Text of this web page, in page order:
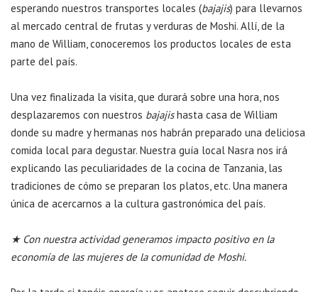
esperando nuestros transportes locales (bajajis) para llevarnos
al mercado central de frutas y verduras de Moshi. Allí, de la
mano de William, conoceremos los productos locales de esta
parte del país.
Una vez finalizada la visita, que durará sobre una hora, nos
desplazaremos con nuestros bajajishasta casa de William
donde su madre y hermanas nos habrán preparado una deliciosa
comida local para degustar. Nuestra guía local Nasra nos irá
explicando las peculiaridades de la cocina de Tanzania, las
tradiciones de cómo se preparan los platos, etc. Una manera
única de acercarnos a la cultura gastronómica del país.
★ Con nuestra actividad generamos impacto positivo en la
economía de las mujeres de la comunidad de Moshi.